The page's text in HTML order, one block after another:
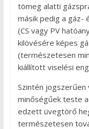
tömeg alatti
másik pedig a gáz-
(CS vagy PV
kilövésére képes
(természetesen
kiállított viselési
Szintén jogszerűen
minőségűek teste
edzett üvegtörő
természetesen